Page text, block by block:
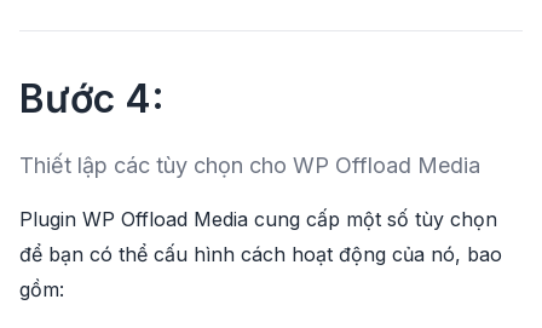
Bước 4:
Thiết lập các tùy chọn cho WP Offload Media
Plugin WP Offload Media cung cấp một số tùy chọn
để bạn có thể cấu hình cách hoạt động của nó, bao
gồm: